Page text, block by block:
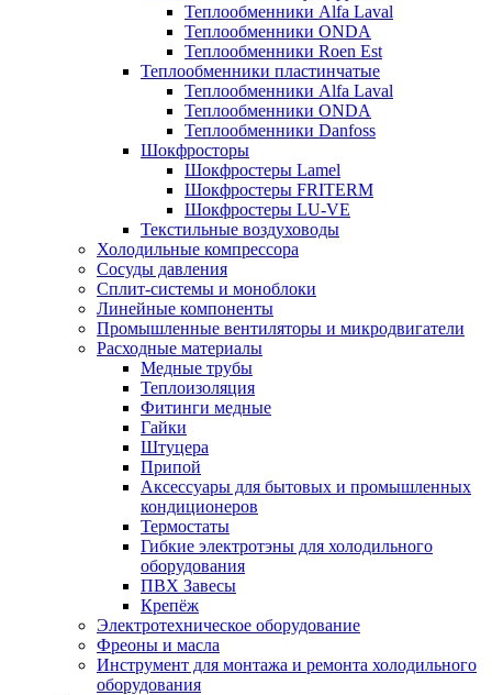
Теплообменники Alfa Laval
Теплообменники ONDA
Теплообменники Roen Est
Теплообменники пластинчатые
Теплообменники Alfa Laval
Теплообменники ONDA
Теплообменники Danfoss
Шокфросторы
Шокфростеры Lamel
Шокфростеры FRITERM
Шокфростеры LU-VE
Текстильные воздуховоды
Холодильные компрессора
Сосуды давления
Cплит-системы и моноблоки
Линейные компоненты
Промышленные вентиляторы и микродвигатели
Расходные материалы
Медные трубы
Теплоизоляция
Фитинги медные
Гайки
Штуцера
Припой
Аксессуары для бытовых и промышленных
кондиционеров
Термостаты
Гибкие электротэны для холодильного
оборудования
ПВХ Завесы
Крепёж
Электротехническое оборудование
Фреоны и масла
Инструмент для монтажа и ремонта холодильного
оборудования